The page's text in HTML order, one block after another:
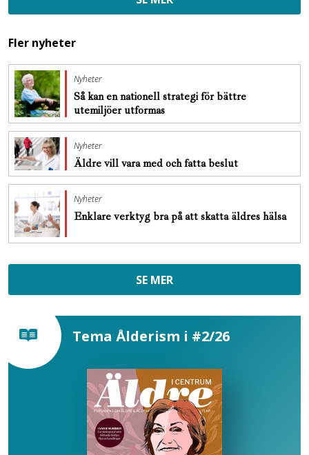
Fler nyheter
Nyheter
Så kan en nationell strategi för bättre
utemiljöer utformas
Nyheter
Äldre vill vara med och fatta beslut
Nyheter
Enklare verktyg bra på att skatta äldres hälsa
SE MER
Tema Ålderism i #2/26